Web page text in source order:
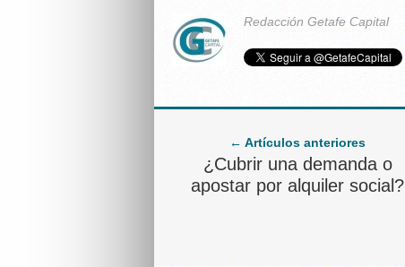
Redacción Getafe Capital
← Artículos anteriores
¿Cubrir una demanda o
apostar por alquiler social?